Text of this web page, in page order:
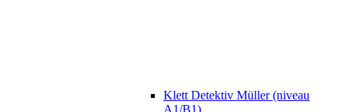
Klett Detektiv Müller (niveau